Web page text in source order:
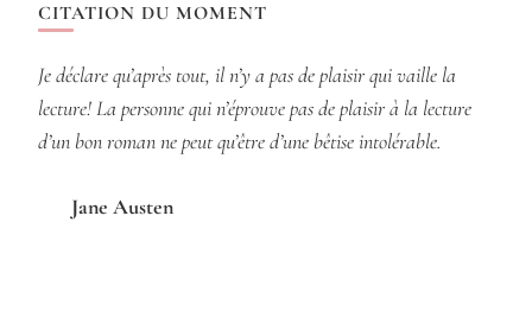
CITATION DU MOMENT
Je déclare qu’après tout, il n’y a pas de plaisir qui vaille la
lecture! La personne qui n’éprouve pas de plaisir à la lecture
d’un bon roman ne peut qu’être d’une bêtise intolérable.
Jane Austen